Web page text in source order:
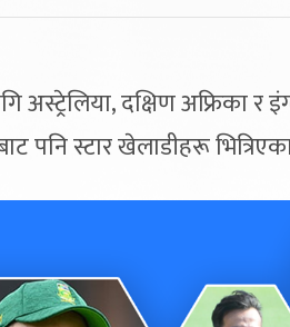
अस्ट्रेलिया, दक्षिण अफ्रिका
पनि स्टार खेलाडीहरू